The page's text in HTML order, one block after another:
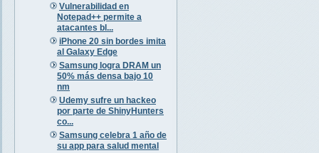
Vulnerabilidad en
Notepad++ permite a
atacantes bl...
iPhone 20 sin bordes imita
al Galaxy Edge
Samsung logra DRAM un
50% más densa bajo 10
nm
Udemy sufre un hackeo
por parte de ShinyHunters
co...
Samsung celebra 1 año de
su app para salud mental